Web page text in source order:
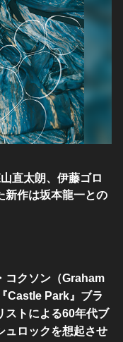
直太朗、伊藤ゴロ
新作は坂本龍一との
コクソン（Graham
Castle Park』ブラ
ストによる60年代ブ
ュロックを想起させ